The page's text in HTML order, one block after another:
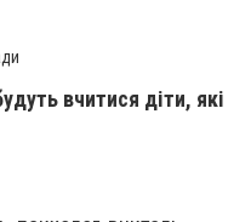
вчитися діти, які